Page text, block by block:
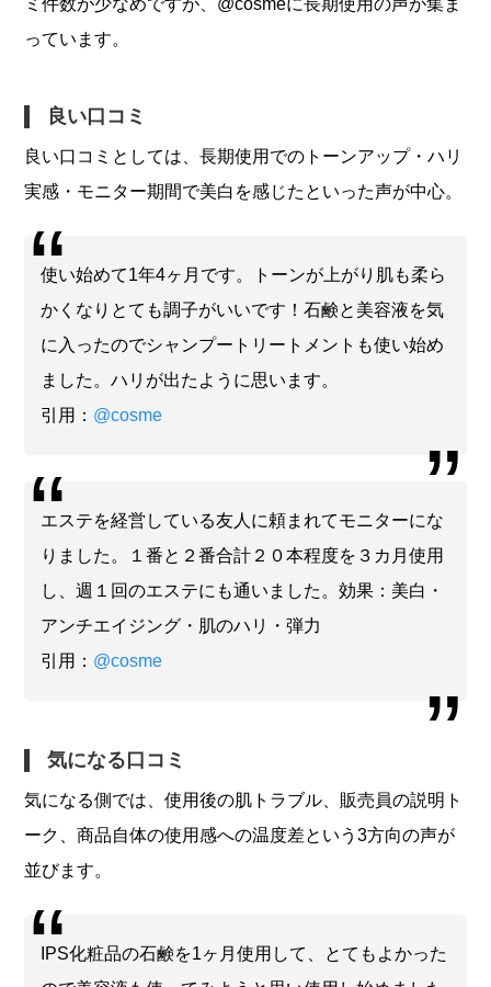
っています。
良い口コミ
良い口コミとしては、長期使用でのトーンアップ・ハリ
実感・モニター期間で美白を感じたといった声が中心。
使い始めて1年4ヶ月です。トーンが上がり肌も柔ら
かくなりとても調子がいいです！石鹸と美容液を気
に入ったのでシャンプートリートメントも使い始め
ました。ハリが出たように思います。
引用： @cosme
エステを経営している友人に頼まれてモニターにな
りました。１番と２番合計２０本程度を３カ月使用
し、週１回のエステにも通いました。効果：美白・
アンチエイジング・肌のハリ・弾力
引用： @cosme
気になる口コミ
気になる側では、使用後の肌トラブル、販売員の説明ト
ーク、商品自体の使用感への温度差という3方向の声が
並びます。
IPS化粧品の石鹸を1ヶ月使用して、とてもよかった